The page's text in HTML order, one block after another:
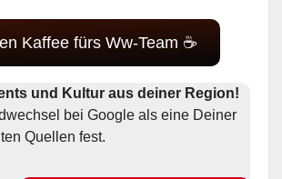
Kaffee fürs Ww-Team ☕
und Kultur aus deiner Region!
bei Google als eine Deiner
Quellen fest.